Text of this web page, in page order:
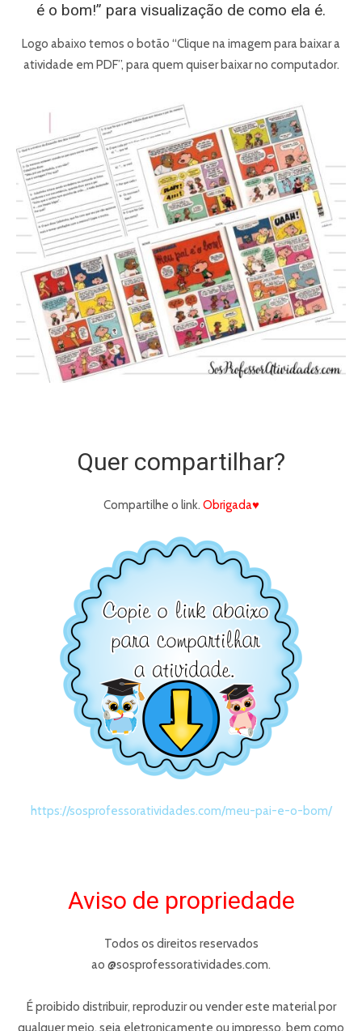
é o bom!” para visualização de como ela é.
Logo abaixo temos o botão “Clique na imagem para baixar a
atividade em PDF”, para quem quiser baixar no computador.
Quer compartilhar?
Compartilhe o link. Obrigada♥
https://sosprofessoratividades.com/meu-pai-e-o-bom/
Aviso de propriedade
Todos os direitos reservados
ao @sosprofessoratividades.com.
É proibido distribuir, reproduzir ou vender este material por
qualquer meio, seja eletronicamente ou impresso, bem como